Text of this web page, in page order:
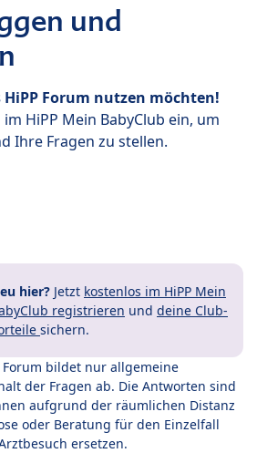
und
HiPP Forum nutzen möchten!
HiPP Mein BabyClub ein, um
Ihre Fragen zu stellen.
hier? Jetzt kostenlos im HiPP Mein
registrieren und deine Club-
sichern.
Forum bildet nur allgemeine
der Fragen ab. Die Antworten sind
aufgrund der räumlichen Distanz
oder Beratung für den Einzelfall
ersetzen.